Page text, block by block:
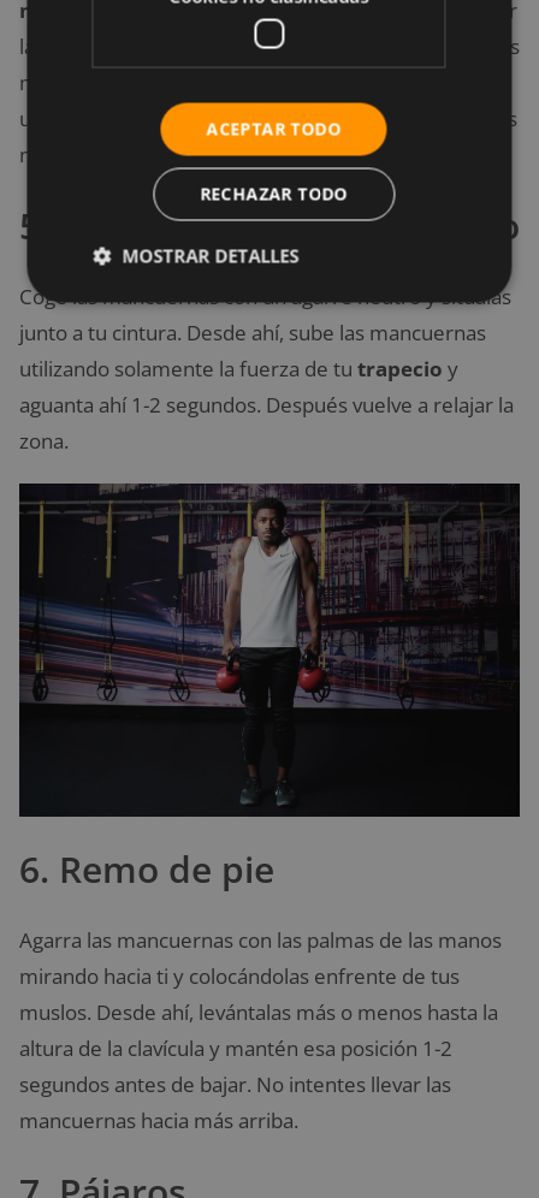
muscular
en el cuello y como consecuencia a reducir
las molestias en la zona. Hazlos con unas mancuernas
muy ligeras (como máximo 2’5 kg) y 3 series de cada
uno de
8-12 repeticionesal menos 3 días semanales
no consecutivos.
5. Encogimientos de trapecio
Coge las mancuernas con un agarre neutro y sitúalas
junto a tu cintura. Desde ahí, sube las mancuernas
utilizando solamente la fuerza de tu trapecio y
aguanta ahí 1-2 segundos. Después vuelve a relajar la
zona.
6. Remo de pie
Agarra las mancuernas con las palmas de las manos
mirando hacia ti y colocándolas enfrente de tus
muslos. Desde ahí, levántalas más o menos hasta la
altura de la clavícula y mantén esa posición 1-2
segundos antes de bajar. No intentes llevar las
mancuernas hacia más arriba.
ACEPTAR TODO
RECHAZAR TODO
MOSTRAR DETALLES